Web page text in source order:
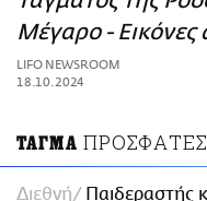
ΑΜΠΑ
PRINT
Μέγαρο - Εικόνες
LIFO NEWSROOM
18.10.2024
ΤΑΓΜΑ ΠΡΟΣΦΑΤΕΣ
Διεθνή
Παιδεραστής